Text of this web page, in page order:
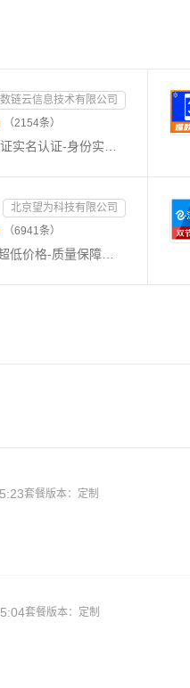
链云信息技术有限公司
（2154条）
【1分★身份实名认证-身份证实名认证-身份实名认证-身份证实名认证-身份证实名认证-身份证实名认证-身份实名认证-身份证实名核验-身份证二要素验证-身份实名验证-身份证实名核验-身份证实名认证-实名认证校验-身份证二要素核验-鉴权验证】★输入姓名、身份证号，校验此二要素是否一致，同时返回生日、性别、籍贯等信息。仅提供高质量接口，拒绝缓存直连官方，因接口通道存在差异，可多选样本测试比较！
北京望为科技有限公司
（6941条）
【支持携号转网-实时查询-超低价格-质量保障放心用-售前技术支持-售后业务服务-我们只做金牌服务】手机三要素接口通过比对姓名、身份证号、手机号的一致性，核验用户身份信息的真伪。可同时使用手机三要素实名接口与手机二要素实名接口。【手机三要素实名认证-运营商实名认证-手机三要素-手机二要素实名-手机二要素-手机三要素核验-手机三要素-手机二要素-手机三要素-手机二要素-手机三要素-手机三要素】
套餐版本： 定制
套餐版本： 定制